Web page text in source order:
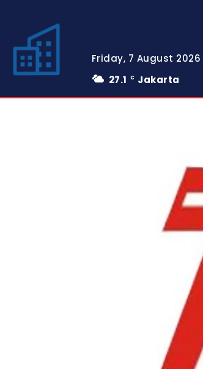
Friday, 7 August 2026
27.1
C Jakarta